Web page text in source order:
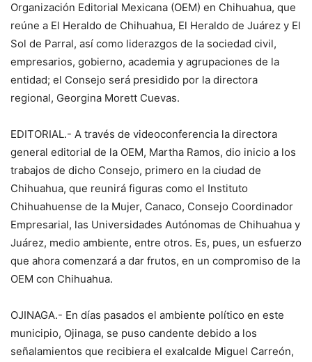
Organización Editorial Mexicana (OEM) en Chihuahua, que
reúne a El Heraldo de Chihuahua, El Heraldo de Juárez y El
Sol de Parral, así como liderazgos de la sociedad civil,
empresarios, gobierno, academia y agrupaciones de la
entidad; el Consejo será presidido por la directora
regional, Georgina Morett Cuevas.
EDITORIAL.- A través de videoconferencia la directora
general editorial de la OEM, Martha Ramos, dio inicio a los
trabajos de dicho Consejo, primero en la ciudad de
Chihuahua, que reunirá figuras como el Instituto
Chihuahuense de la Mujer, Canaco, Consejo Coordinador
Empresarial, las Universidades Autónomas de Chihuahua y
Juárez, medio ambiente, entre otros. Es, pues, un esfuerzo
que ahora comenzará a dar frutos, en un compromiso de la
OEM con Chihuahua.
OJINAGA.- En días pasados el ambiente político en este
municipio, Ojinaga, se puso candente debido a los
señalamientos que recibiera el exalcalde Miguel Carreón,